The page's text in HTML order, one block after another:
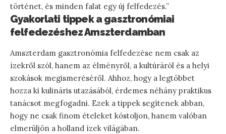
történet, és minden falat egy új felfedezés.”
Gyakorlati tippek a gasztronómiai
felfedezéshez Amszterdamban
Amszterdam gasztronómia felfedezése nem csak az
ízekről szól, hanem az élményről, a kultúráról és a helyi
szokások megismeréséről. Ahhoz, hogy a legtöbbet
hozza ki kulináris utazásából, érdemes néhány praktikus
tanácsot megfogadni. Ezek a tippek segítenek abban,
hogy ne csak finom ételeket kóstoljon, hanem valóban
elmerüljön a holland ízek világában.